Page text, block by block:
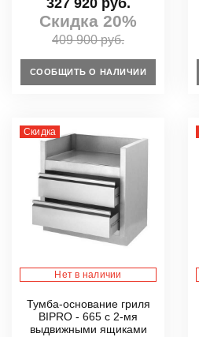
327 920 руб.
Скидка 20%
409 900 руб.
СООБЩИТЬ О НАЛИЧИИ
Скидка
Нет в наличии
Тумба-основание гриля
BIPRO - 665 с 2-мя
выдвижными ящиками